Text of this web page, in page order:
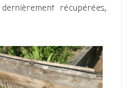
récupérées,